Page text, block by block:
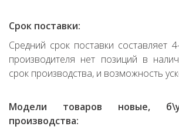
Срок поставки:
Средний срок поставки составляет
производителя нет позиций в
срок производства, и возможность
Модели товаров новые,
производства: